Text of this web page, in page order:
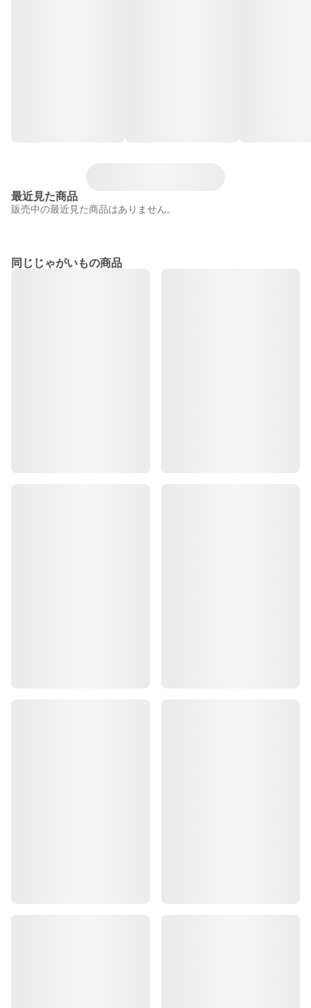
最近見た商品
販売中の最近見た商品はありません。
同じじゃがいもの商品